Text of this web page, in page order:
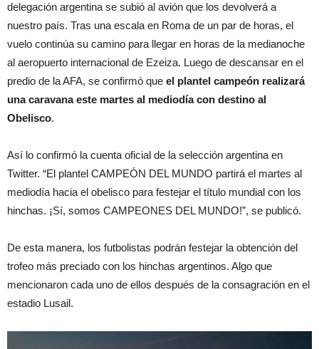
delegación argentina se subió al avión que los devolverá a
nuestro país. Tras una escala en Roma de un par de horas, el
vuelo continúa su camino para llegar en horas de la medianoche
al aeropuerto internacional de Ezeiza. Luego de descansar en el
predio de la AFA, se confirmó que el plantel campeón realizará
una caravana este martes al mediodía con destino al
Obelisco.
Así lo confirmó la cuenta oficial de la selección argentina en
Twitter. “El plantel CAMPEÓN DEL MUNDO partirá el martes al
mediodía hacia el obelisco para festejar el título mundial con los
hinchas. ¡Sí, somos CAMPEONES DEL MUNDO!”, se publicó.
De esta manera, los futbolistas podrán festejar la obtención del
trofeo más preciado con los hinchas argentinos. Algo que
mencionaron cada uno de ellos después de la consagración en el
estadio Lusail.